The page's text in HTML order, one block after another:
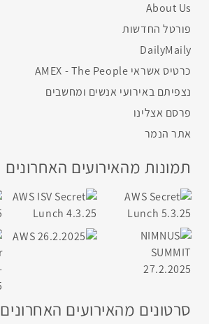
About Us
פורטל החדשות
DailyMaily
כרטיס אשראי AMEX - The People
נצפיתם באירועי אנשים ומחשבים
פרסם אצלינו
אתר הנמר
תמונות מהאירועים האחרונים
סרטונים מהאירועים האחרונים